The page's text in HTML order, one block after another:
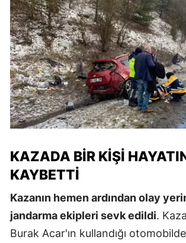
KAZADA BIR KIŞI
KAYBETTI
Kazanın hemen ardından olay
jandarma ekipleri sevk edildi.
Burak Acar'ın kullandığı